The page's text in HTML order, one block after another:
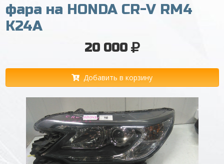
фара на HONDA CR-V RM4
K24A
20 000
Добавить в корзину